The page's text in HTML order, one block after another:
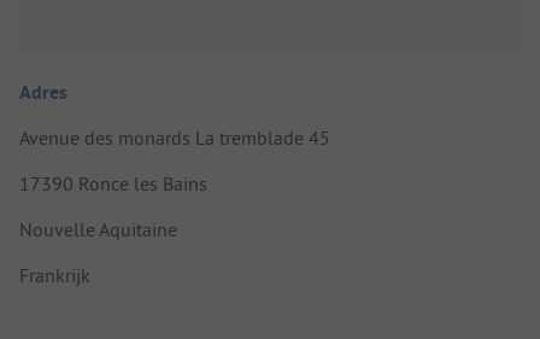
Adres
Avenue des monards La tremblade 45
17390 Ronce les Bains
Nouvelle Aquitaine
Frankrijk